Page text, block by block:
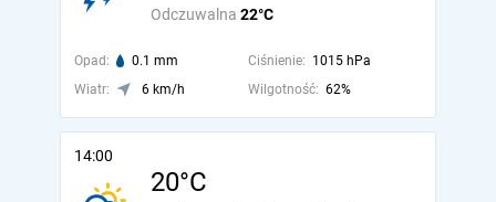
Odczuwalna 22°C
Opad: 0.1 mm Ciśnienie: 1015 hPa
Wiatr:
6 km/h Wilgotność: 62%
14:00
20°C